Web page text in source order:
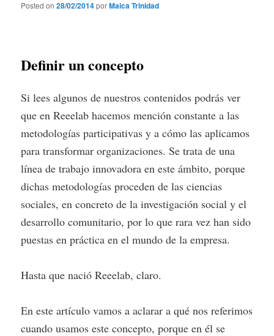
Posted on28/02/2014porMaica Trinidad
Definir un concepto
Si lees algunos de nuestros contenidos podrás ver
que en Reeelab hacemos mención constante a las
metodologías participativas y a cómo las aplicamos
para transformar organizaciones. Se trata de una
línea de trabajo innovadora en este ámbito, porque
dichas metodologías proceden de las ciencias
sociales, en concreto de la investigación social y el
desarrollo comunitario, por lo que rara vez han sido
puestas en práctica en el mundo de la empresa.
Hasta que nació Reeelab, claro.
En este artículo vamos a aclarar a qué nos referimos
cuando usamos este concepto, porque en él se